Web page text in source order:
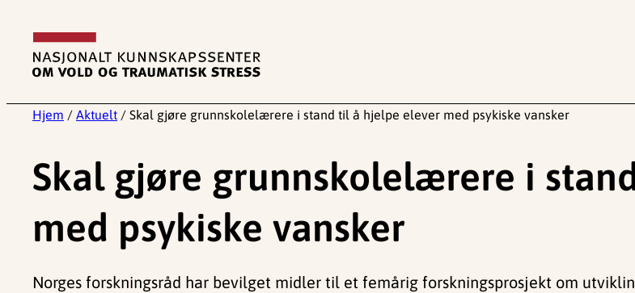
innhold
Hjem / Aktuelt / Skal gjøre grunnskolelærere i stand til å hjelpe elever med psykiske vansker
Skal gjøre grunnskolelærere i
med psykiske vansker
Norges forskningsråd har bevilget midler til et femårig forskningsprosjekt om